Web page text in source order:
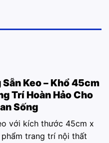
Sẵn Keo – Khổ 45cm
Trí Hoàn Hảo Cho
Sống
với kích thước 45cm x
trang trí nội thất